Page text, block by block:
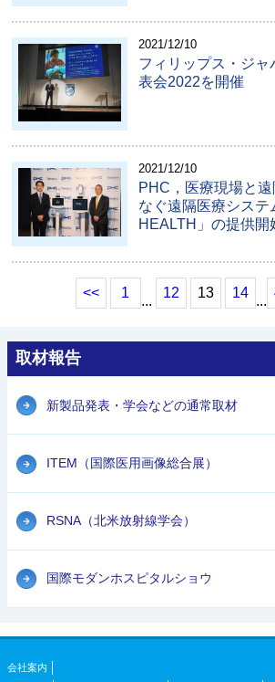
2021/12/10
フィリップス・ジャ
表会2022を開催
2021/12/10
PHC，医療現場と
なぐ遠隔医療システ
HEALTH」の提供開
<< 1
...
12 13 14
...
取材報告
新製品発表・学会などの通常取材
ITEM（国際医用画像総合展）
RSNA（北米放射線学会）
国際モダンホスピタルショウ
会社案内